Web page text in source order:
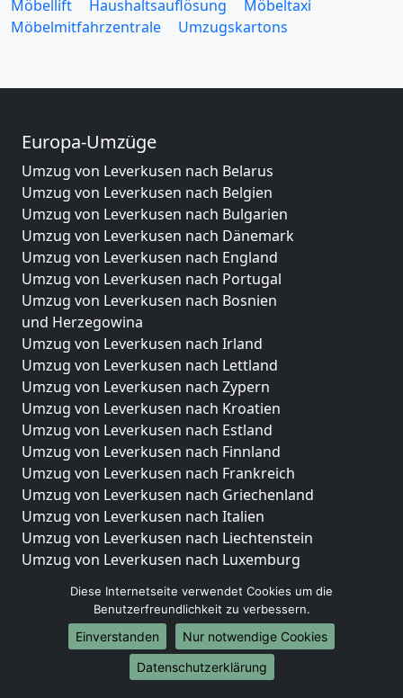
Möbellift
Haushaltsauflösung
Möbeltaxi
Möbelmitfahrzentrale
Umzugskartons
Europa-Umzüge
Umzug von Leverkusen nach Belarus
Umzug von Leverkusen nach Belgien
Umzug von Leverkusen nach Bulgarien
Umzug von Leverkusen nach Dänemark
Umzug von Leverkusen nach England
Umzug von Leverkusen nach Portugal
Umzug von Leverkusen nach Bosnien
und Herzegowina
Umzug von Leverkusen nach Irland
Umzug von Leverkusen nach Lettland
Umzug von Leverkusen nach Zypern
Umzug von Leverkusen nach Kroatien
Umzug von Leverkusen nach Estland
Umzug von Leverkusen nach Finnland
Umzug von Leverkusen nach Frankreich
Umzug von Leverkusen nach Griechenland
Umzug von Leverkusen nach Italien
Umzug von Leverkusen nach Liechtenstein
Umzug von Leverkusen nach Luxemburg
Umzug von Leverkusen nach Norwegen
Umzüge-Deutschlandweit
Umzug von Leverkusen nach Berlin
Diese Internetseite verwendet Cookies um die
Benutzerfreundlichkeit zu verbessern.
Einverstanden
Nur notwendige Cookies
Datenschutzerklärung